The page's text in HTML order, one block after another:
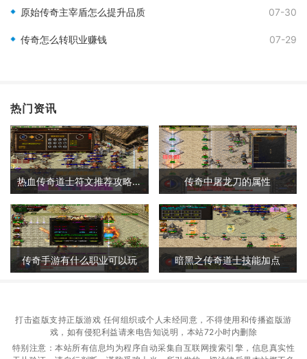
原始传奇主宰盾怎么提升品质 07-30
传奇怎么转职业赚钱 07-29
热门资讯
热血传奇道士符文推荐攻略大全 传奇中屠龙刀的属性
传奇手游有什么职业可以玩 暗黑之传奇道士技能加点
打击盗版支持正版游戏 任何组织或个人未经同意，不得使用和传播盗版游
戏，如有侵犯利益请来电告知说明，本站72小时内删除
特别注意：本站所有信息均为程序自动采集自互联网搜索引擎，信息真实性